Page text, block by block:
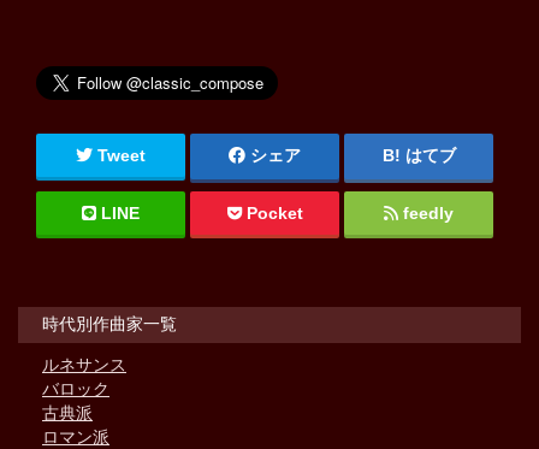
Tweet シェア はてブ
LINE Pocket feedly
時代別作曲家一覧
ルネサンス
バロック
古典派
ロマン派